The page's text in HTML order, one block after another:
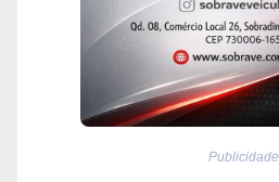
Publicidade